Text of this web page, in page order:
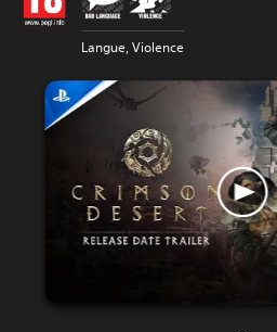
Langue, Violence